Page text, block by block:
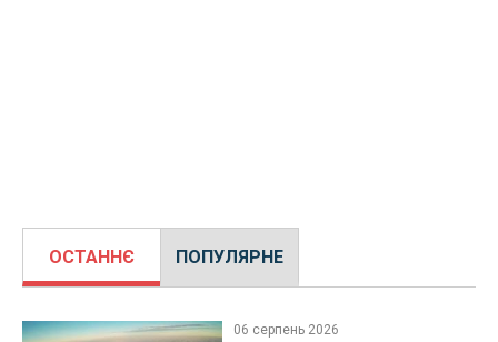
ОСТАННЄ ПОПУЛЯРНЕ
06 серпень 2026